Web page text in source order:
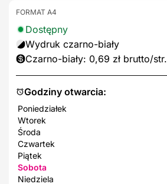
Godziny otwarcia:
Poniedziałek
Wtorek
Środa
Czwartek
Piątek
Sobota
Niedziela
FORMAT A4
Dostępny
Wydruk czarno-biały
Czarno-biały: 0,69 zł brutto/str.